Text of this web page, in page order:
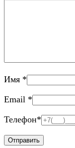
Имя *
Email *
Телефон*